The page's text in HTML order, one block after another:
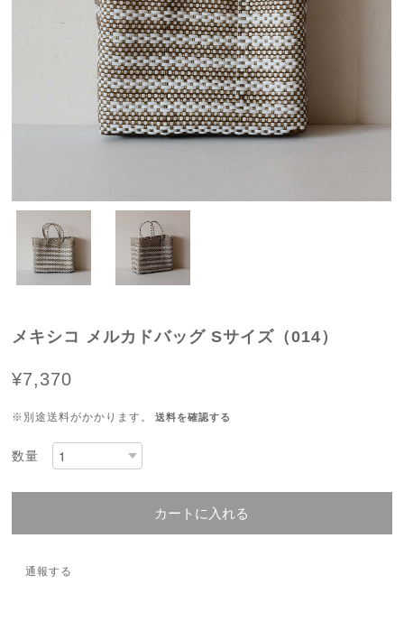
メキシコ メルカドバッグ Sサイズ（014）
¥7,370
※別途送料がかかります。 送料を確認する
数量
カートに入れる
通報する